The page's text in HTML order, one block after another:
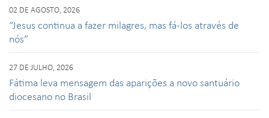
02 DE AGOSTO, 2026
“Jesus continua a fazer milagres, mas fá-los através de
nós”
27 DE JULHO, 2026
Fátima leva mensagem das aparições a novo santuário
diocesano no Brasil